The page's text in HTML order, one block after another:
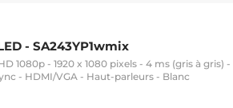
- SA243YP1wmix
1080p - 1920 x 1080 pixels - 4 ms (gris à gris)
- HDMI/VGA - Haut-parleurs - Blanc